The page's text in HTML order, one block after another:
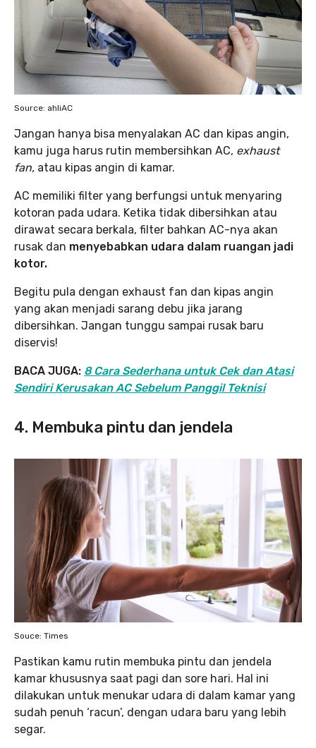
Source: ahliAC
Jangan hanya bisa menyalakan AC dan kipas angin,
kamu juga harus rutin membersihkan AC, exhaust
fan, atau kipas angin di kamar.
AC memiliki filter yang berfungsi untuk menyaring
kotoran pada udara. Ketika tidak dibersihkan atau
dirawat secara berkala, filter bahkan AC-nya akan
rusak dan menyebabkan udara dalam ruangan jadi
kotor.
Begitu pula dengan exhaust fan dan kipas angin
yang akan menjadi sarang debu jika jarang
dibersihkan. Jangan tunggu sampai rusak baru
diservis!
BACA JUGA: 8 Cara Sederhana untuk Cek dan Atasi
Sendiri Kerusakan AC Sebelum Panggil Teknisi
4. Membuka pintu dan jendela
Souce: Times
Pastikan kamu rutin membuka pintu dan jendela
kamar khususnya saat pagi dan sore hari. Hal ini
dilakukan untuk menukar udara di dalam kamar yang
sudah penuh ‘racun’, dengan udara baru yang lebih
segar.